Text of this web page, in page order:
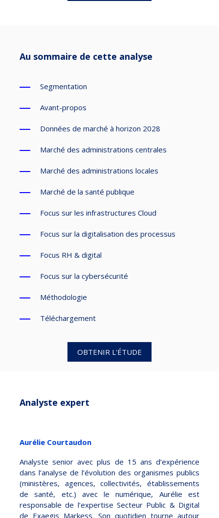
Au sommaire de cette analyse
Segmentation
Avant-propos
Données de marché à horizon 2028
Marché des administrations centrales
Marché des administrations locales
Marché de la santé publique
Focus sur les infrastructures Cloud
Focus sur la digitalisation des processus
Focus RH & digital
Focus sur la cybersécurité
Méthodologie
Téléchargement
OBTENIR L'ÉTUDE
Analyste expert
Aurélie Courtaudon
Analyste senior avec plus de 15 ans d’expérience
dans l’analyse de l’évolution des organismes publics
(ministères, agences, collectivités, établissements
de santé, etc.) avec le numérique, Aurélie est
responsable de l’expertise Secteur Public & Digital
de Exaegis Markess. Son quotidien tourne autour